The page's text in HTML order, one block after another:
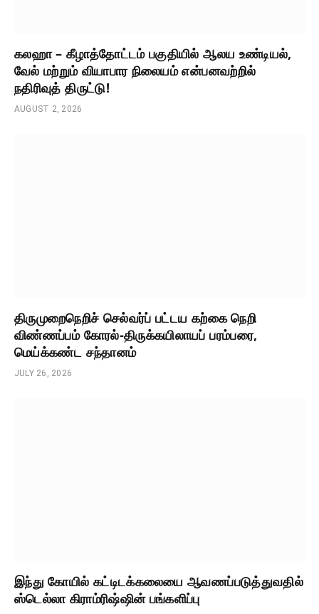
கலஹா – கீழாத்தோட்டம் பகுதியில் ஆலய உண்டியல்,
வேல் மற்றும் வியாபார நிலையம் என்பனவற்றில்
நதிரிவுத் திருட்டு!
AUGUST 2, 2026
திருமுறைநெறிச் செல்வர்ப் பட்டய கற்கை நெறி
விண்ணப்பம் கோரல்-திருக்கயிலாயப் பரம்பரை,
மெய்க்கண்ட சந்தானம்
JULY 26, 2026
இந்து கோயில் கட்டிடக்கலையை ஆவணப்படுத்துவதில்
ஸ்டெல்லா கிராம்ரிஷ்ஷின் பங்களிப்பு